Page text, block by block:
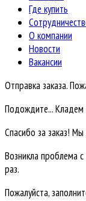
Где купить
О компании
Новости
Вакансии
Отправка заказа.
Подождите... Кладем
Спасибо за заказ!
Возникла проблема
раз.
Пожалуйста,